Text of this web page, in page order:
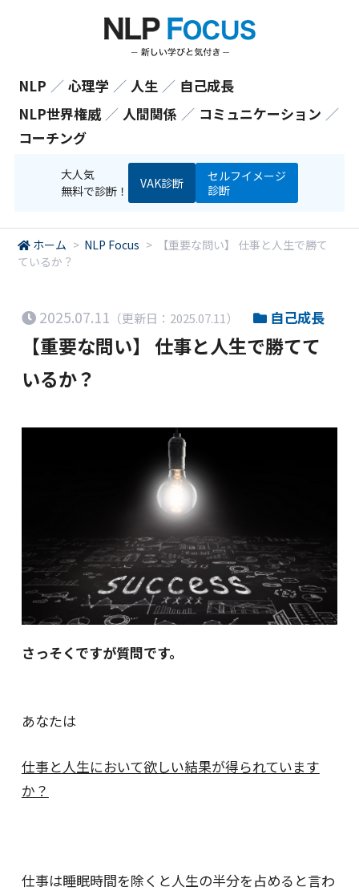
NLP ／ 心理学 ／ 人生 ／ 自己成長
NLP世界権威 ／ 人間関係 ／ コミュニケーション ／
コーチング
大人気
無料で診断！
VAK診断
セルフイメージ
診断
ホーム > NLP Focus >
【重要な問い】 仕事と人生で勝て
ているか？
2025.07.11 （更新日：2025.07.11） 自己成長
【重要な問い】 仕事と人生で勝てて
いるか？
さっそくですが質問です。
あなたは
仕事と人生において欲しい結果が得られています
か？
仕事は睡眠時間を除くと 人生の半分を占めると言わ